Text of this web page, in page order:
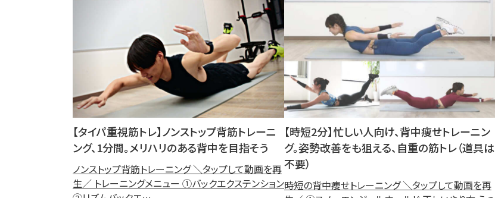
【タイパ重視筋トレ】ノンストップ背筋トレーニ
ング、1分間。メリハリのある背中を目指そう
ノンストップ背筋トレーニング ＼タップして動画を再
生／ トレーニングメニュー ①バックエクステンション
【時短2分】忙しい人向け、背中痩せトレーニン
グ。姿勢改善をも狙える、自重の筋トレ（道具は
不要）
時短の背中痩せトレーニング ＼タップして動画を再